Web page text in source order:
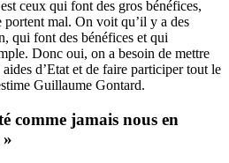
ceux qui font des gros bénéfices,
portent mal. On voit qu’il y a des
qui font des bénéfices et qui
Donc oui, on a besoin de mettre
d’Etat et de faire participer tout le
Guillaume Gontard.
comme jamais nous en